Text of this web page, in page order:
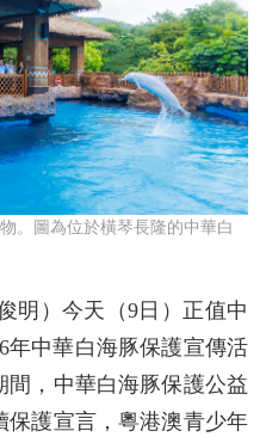
。圖為位於橫琴長隆的中華白
明）今天（9日）正值中
年中華白海豚保護宣傳活
，中華白海豚保護公益
保護宣言，粵港澳青少年